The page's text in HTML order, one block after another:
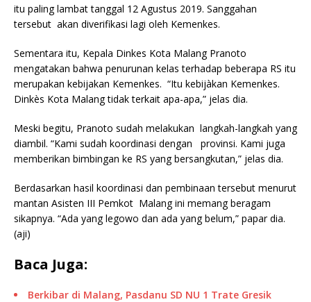
itu paling lambat tanggal 12 Agustus 2019. Sanggahan
tersebut akan diverifikasi lagi oleh Kemenkes.
Sementara itu, Kepala Dinkes Kota Malang Pranoto
mengatakan bahwa penurunan kelas terhadap beberapa RS itu
merupakan kebijakan Kemenkes. “Itu kebijàkan Kemenkes.
Dinkès Kota Malang tidak terkait apa-apa,” jelas dia.
Meski begitu, Pranoto sudah melakukan langkah-langkah yang
diambil. “Kami sudah koordinasi dengan provinsi. Kami juga
memberikan bimbingan ke RS yang bersangkutan,” jelas dia.
Berdasarkan hasil koordinasi dan pembinaan tersebut menurut
mantan Asisten III Pemkot Malang ini memang beragam
sikapnya. “Ada yang legowo dan ada yang belum,” papar dia.
(aji)
Baca Juga:
Berkibar di Malang, Pasdanu SD NU 1 Trate Gresik